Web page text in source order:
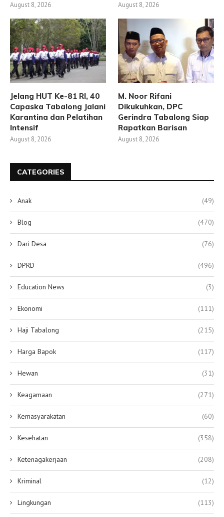
August 8, 2026 August 8, 2026
Jelang HUT Ke-81 RI, 40
Capaska Tabalong Jalani
Karantina dan Pelatihan
Intensif
August 8, 2026
M. Noor Rifani
Dikukuhkan, DPC
Gerindra Tabalong Siap
Rapatkan Barisan
August 8, 2026
CATEGORIES
Anak (49)
Blog (470)
Dari Desa (76)
DPRD (496)
Education News (3)
Ekonomi (111)
Haji Tabalong (215)
Harga Bapok (117)
Hewan (31)
Keagamaan (271)
Kemasyarakatan (60)
Kesehatan (358)
Ketenagakerjaan (208)
Kriminal (12)
Lingkungan (113)